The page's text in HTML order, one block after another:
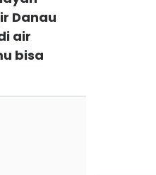
Danau
air
bisa